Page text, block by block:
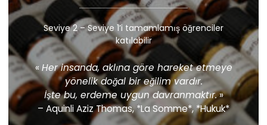
Seviye 2 – Seviye 1’i tamamlamış öğrenciler
katılabilir
«Her insanda, aklına göre hareket etmeye
yönelik doğal bir eğilim vardır.
İşte bu, erdeme uygun davranmaktır.»
– Aquinli Aziz Thomas, *La Somme*, *Hukuk*